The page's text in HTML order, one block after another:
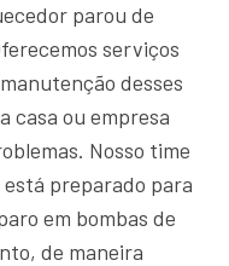
parou de
serviços
desses
casa ou empresa
Nosso time
está preparado para
em bombas de
de maneira